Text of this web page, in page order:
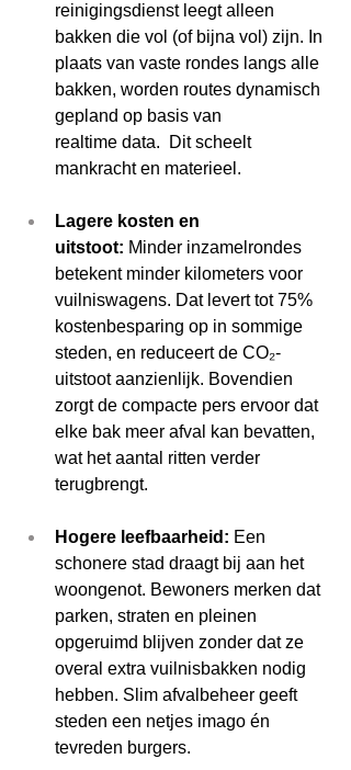
reinigingsdienst leegt alleen
bakken die vol (of bijna vol) zijn. In
plaats van vaste rondes langs alle
bakken, worden routes dynamisch
gepland op basis van
realtime data.  Dit scheelt
mankracht en materieel.
Lagere kosten en
uitstoot: Minder inzamelrondes
betekent minder kilometers voor
vuilniswagens. Dat levert tot 75%
kostenbesparing op in sommige
steden, en reduceert de CO₂-
uitstoot aanzienlijk. Bovendien
zorgt de compacte pers ervoor dat
elke bak meer afval kan bevatten,
wat het aantal ritten verder
terugbrengt.
Hogere leefbaarheid: Een
schonere stad draagt bij aan het
woongenot. Bewoners merken dat
parken, straten en pleinen
opgeruimd blijven zonder dat ze
overal extra vuilnisbakken nodig
hebben. Slim afvalbeheer geeft
steden een netjes imago én
tevreden burgers.